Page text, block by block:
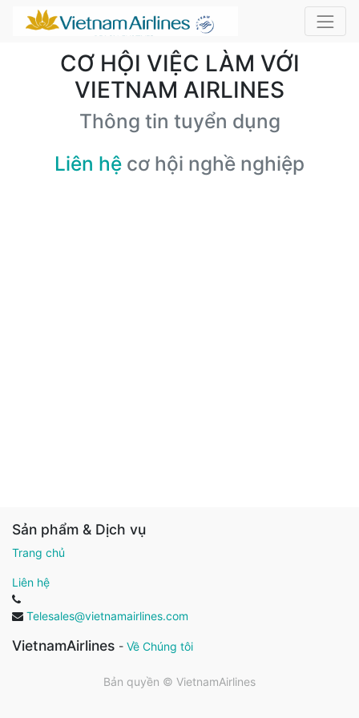
CƠ HỘI VIỆC LÀM VỚI
VIETNAM AIRLINES
Thông tin tuyển dụng
Liên hệ cơ hội nghề nghiệp
Sản phẩm & Dịch vụ
Trang chủ
Liên hệ
Telesales@vietnamairlines.com
VietnamAirlines - Về Chúng tôi
Bản quyền © VietnamAirlines